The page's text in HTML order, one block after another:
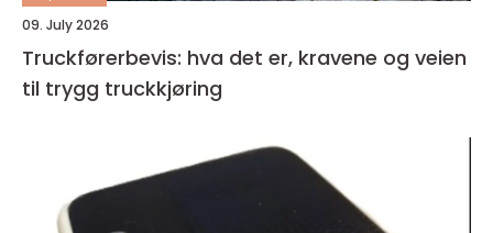
09. July 2026
Truckførerbevis: hva det er, kravene og veien
til trygg truckkjøring